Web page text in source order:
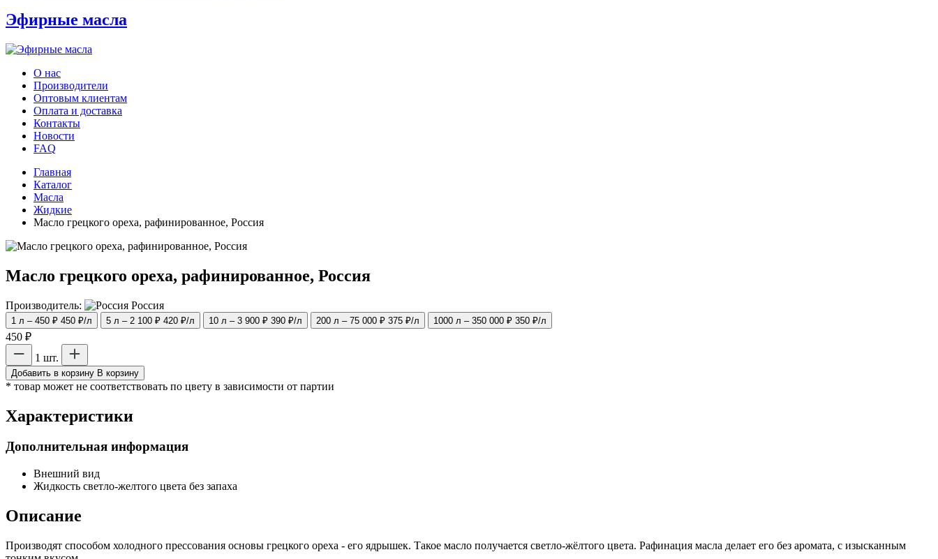
Эфирные масла
О нас
Производители
Оптовым клиентам
Оплата и доставка
Контакты
Новости
FAQ
Главная
Каталог
Масла
Жидкие
Масло грецкого ореха, рафинированное, Россия
Масло грецкого ореха, рафинированное, Россия
Производитель: Россия
1 л – 450 ₽ 450 ₽/л 5 л – 2 100 ₽ 420 ₽/л 10 л – 3 900 ₽ 390 ₽/л 200 л – 75 000 ₽ 375 ₽/л 1000 л – 350 000 ₽ 350 ₽/л
450 ₽
1 шт.
Добавить в корзину В корзину
* товар может не соответствовать по цвету в зависимости от партии
Характеристики
Дополнительная информация
Внешний вид
Жидкость светло-желтого цвета без запаха
Описание
Производят способом холодного прессования основы грецкого ореха - его ядрышек. Такое масло получается светло-жёлтого цвета. Рафинация масла делает его без аромата, с изысканным